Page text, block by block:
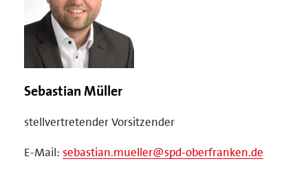
Sebastian Müller
stellvertretender Vorsitzender
E-Mail: sebastian.mueller@spd-oberfranken.de